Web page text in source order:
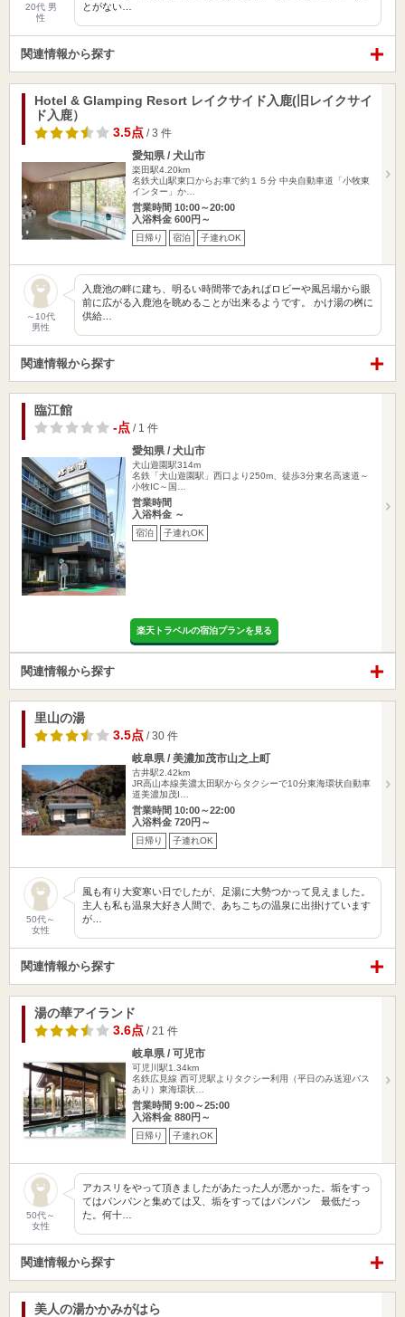
20代 男
性
とがない…
関連情報から探す
Hotel & Glamping Resort レイクサイド入鹿(旧レイクサイ
ド入鹿）
3.5点 / 3 件
愛知県 / 犬山市
楽田駅4.20km
名鉄犬山駅東口からお車で約１５分 中央自動車道「小牧東
インター」か…
営業時間 10:00～20:00
入浴料金 600円～
日帰り 宿泊 子連れOK
～10代
男性
入鹿池の畔に建ち、明るい時間帯であればロビーや風呂場から眼
前に広がる入鹿池を眺めることが出来るようです。 かけ湯の桝に
供給…
関連情報から探す
臨江館
-点 / 1 件
愛知県 / 犬山市
犬山遊園駅314m
名鉄「犬山遊園駅」西口より250m、徒歩3分東名高速道～
小牧IC～国…
営業時間
入浴料金 ～
宿泊 子連れOK
楽天トラベルの宿泊プランを見る
関連情報から探す
里山の湯
3.5点 / 30 件
岐阜県 / 美濃加茂市山之上町
古井駅2.42km
JR高山本線美濃太田駅からタクシーで10分東海環状自動車
道美濃加茂I…
営業時間 10:00～22:00
入浴料金 720円～
日帰り 子連れOK
50代～
女性
風も有り大変寒い日でしたが、足湯に大勢つかって見えました。
主人も私も温泉大好き人間で、あちこちの温泉に出掛けています
が…
関連情報から探す
湯の華アイランド
3.6点 / 21 件
岐阜県 / 可児市
可児川駅1.34km
名鉄広見線 西可児駅よりタクシー利用（平日のみ送迎バス
あり）東海環状…
営業時間 9:00～25:00
入浴料金 880円～
日帰り 子連れOK
50代～
女性
アカスリをやって頂きましたがあたった人が悪かった。垢をすっ
てはパンパンと集めては又、垢をすってはパンパン 最低だっ
た。何十…
関連情報から探す
美人の湯かかみがはら